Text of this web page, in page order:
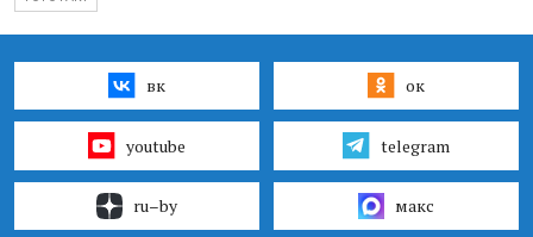
вк ок
youtube telegram
ru–by макс